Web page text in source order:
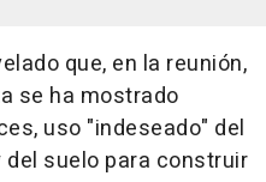
que, en la reunión,
se ha mostrado
uso "indeseado" del
suelo para construir